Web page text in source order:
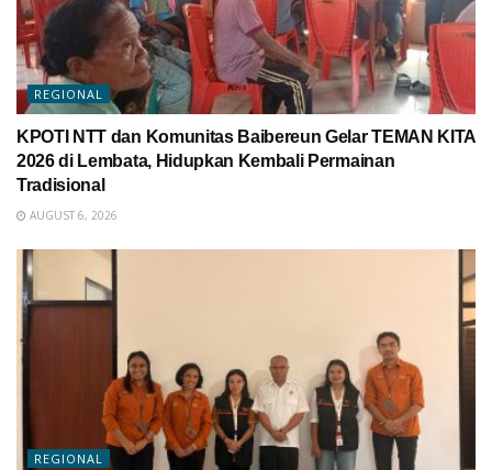
REGIONAL
KPOTI NTT dan Komunitas Baibereun Gelar TEMAN KITA
2026 di Lembata, Hidupkan Kembali Permainan
Tradisional
AUGUST 6, 2026
REGIONAL